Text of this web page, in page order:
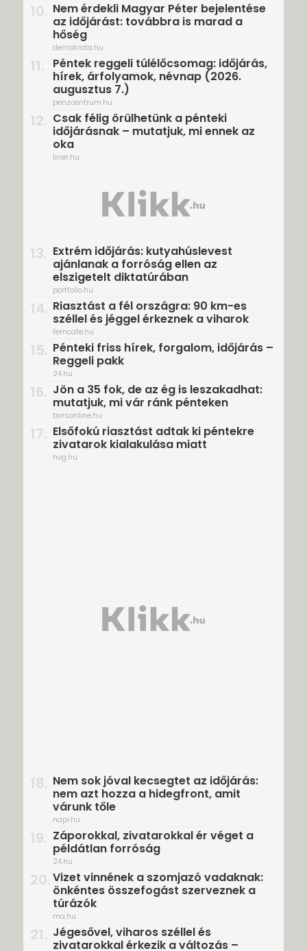
10. Nem érdekli Magyar Péter bejelentése
az időjárást: továbbra is marad a
hőség
demokrata.hu
11.
Péntek reggeli túlélőcsomag: időjárás,
hírek, árfolyamok, névnap (2026.
augusztus 7.)
penzcentrum.hu
12. Csak félig örülhetünk a pénteki
időjárásnak – mutatjuk, mi ennek az
oka
liner.hu
13. Extrém időjárás: kutyahúslevest
ajánlanak a forróság ellen az
elszigetelt diktatúrában
portfolio.hu
14. Riasztást a fél országra: 90 km-es
széllel és jéggel érkeznek a viharok
femcafe.hu
15. Pénteki friss hírek, forgalom, időjárás –
Reggeli pakk
24.hu
16. Jön a 35 fok, de az ég is leszakadhat:
mutatjuk, mi vár ránk pénteken
borsonline.hu
17. Elsőfokú riasztást adtak ki péntekre
zivatarok kialakulása miatt
hvg.hu
18. Nem sok jóval kecsegtet az időjárás:
nem azt hozza a hidegfront, amit
várunk tőle
napi.hu
19. Záporokkal, zivatarokkal ér véget a
példátlan forróság
24.hu
20. Vizet vinnének a szomjazó vadaknak:
önkéntes összefogást szerveznek a
túrázók
ma.hu
21. Jégesővel, viharos széllel és
zivatarokkal érkezik a változás –